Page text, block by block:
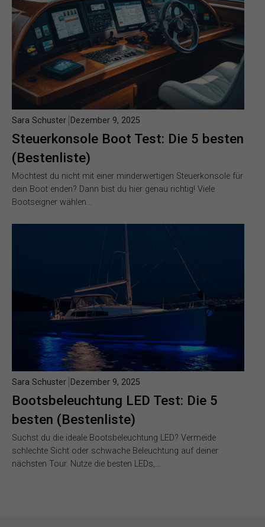
Steuerkonsole Boot Test: Die 5 besten
(Bestenliste)
Sara Schuster Dezember 9, 2025
Möchtest du nicht mit einer minderwertigen Steuerkonsole für
dein Boot enden? Dann bist du hier genau richtig! Viele
Bootseigner wählen…
Bootsbeleuchtung LED Test: Die 5
besten (Bestenliste)
Sara Schuster Dezember 9, 2025
Suchst du die ideale Bootsbeleuchtung LED? Vermeide
schlechte Sicht oder schwache Beleuchtung auf deiner
nächsten Tour. Nutze die besten LEDs,…